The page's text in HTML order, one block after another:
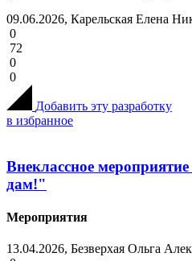
09.06.2026, Карельская Елена
0
72
0
0
Добавить эту разработку
в избранное
Внеклассное
дам!"
Мероприятия
13.04.2026, Безверхая Ольга